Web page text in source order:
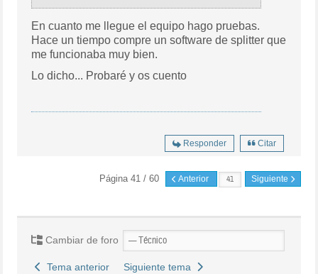
En cuanto me llegue el equipo hago pruebas.
Hace un tiempo compre un software de splitter que
me funcionaba muy bien.
Lo dicho... Probaré y os cuento
Responder Citar
Página 41 / 60 Anterior Siguiente
Cambiar de foro
Tema anterior Siguiente tema